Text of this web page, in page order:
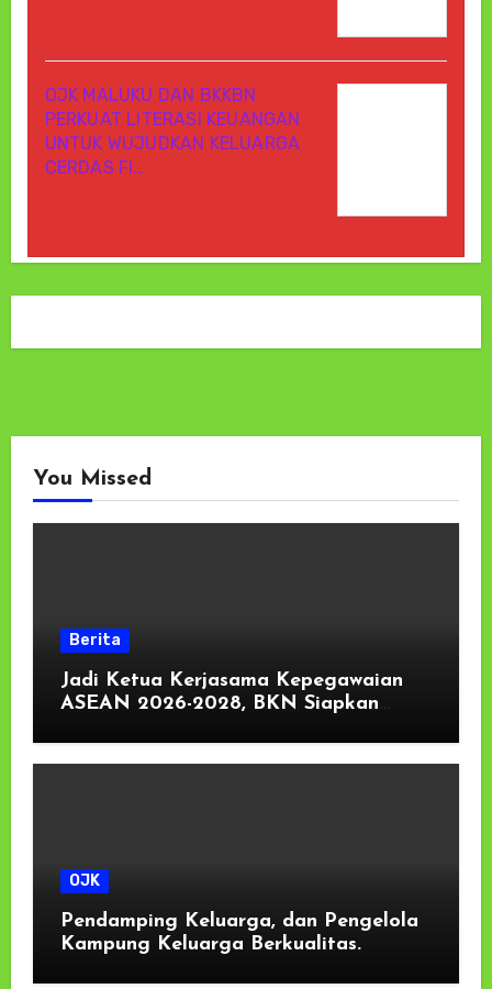
OJK MALUKU DAN BKKBN
PERKUAT LITERASI KEUANGAN
UNTUK WUJUDKAN KELUARGA
CERDAS FI…
You Missed
Berita
Jadi Ketua Kerjasama Kepegawaian
ASEAN 2026-2028, BKN Siapkan
ASEAN
OJK
Pendamping Keluarga, dan Pengelola
Kampung Keluarga Berkualitas.